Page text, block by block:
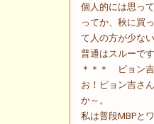
個人的には思って
ってか、秋に買
て人の方が少な
普通はスルーで
＊＊＊ ピョン
お！ピョン吉さ
か～。
私は普段MBPと